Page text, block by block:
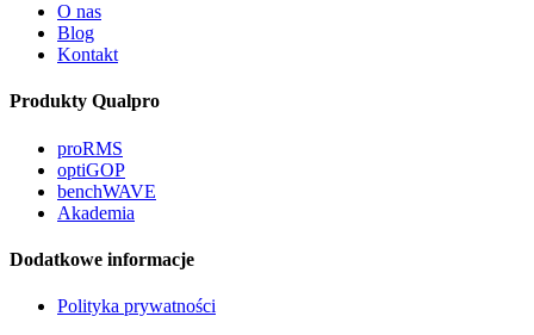
O nas
Blog
Kontakt
Produkty Qualpro
proRMS
optiGOP
benchWAVE
Akademia
Dodatkowe informacje
Polityka prywatności